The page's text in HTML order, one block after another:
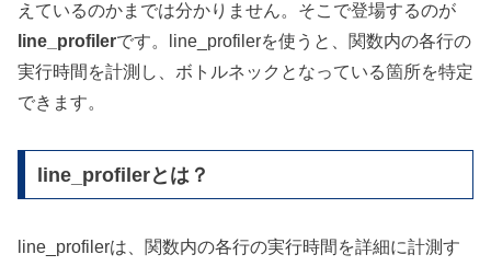
えているのかまでは分かりません。そこで登場するのが
line_profilerです。line_profilerを使うと、関数内の各行の
実行時間を計測し、ボトルネックとなっている箇所を特定
できます。
line_profilerとは？
line_profilerは、関数内の各行の実行時間を詳細に計測す